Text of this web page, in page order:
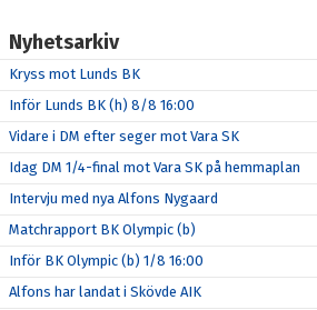
Nyhetsarkiv
Kryss mot Lunds BK
Inför Lunds BK (h) 8/8 16:00
Vidare i DM efter seger mot Vara SK
Idag DM 1/4-final mot Vara SK på hemmaplan
Intervju med nya Alfons Nygaard
Matchrapport BK Olympic (b)
Inför BK Olympic (b) 1/8 16:00
Alfons har landat i Skövde AIK